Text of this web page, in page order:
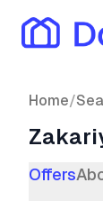
Home/
Offers